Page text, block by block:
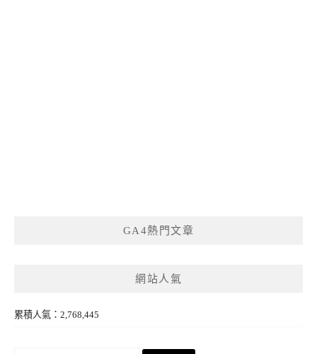
GA4熱門文章
網站人氣
累積人氣：2,768,445